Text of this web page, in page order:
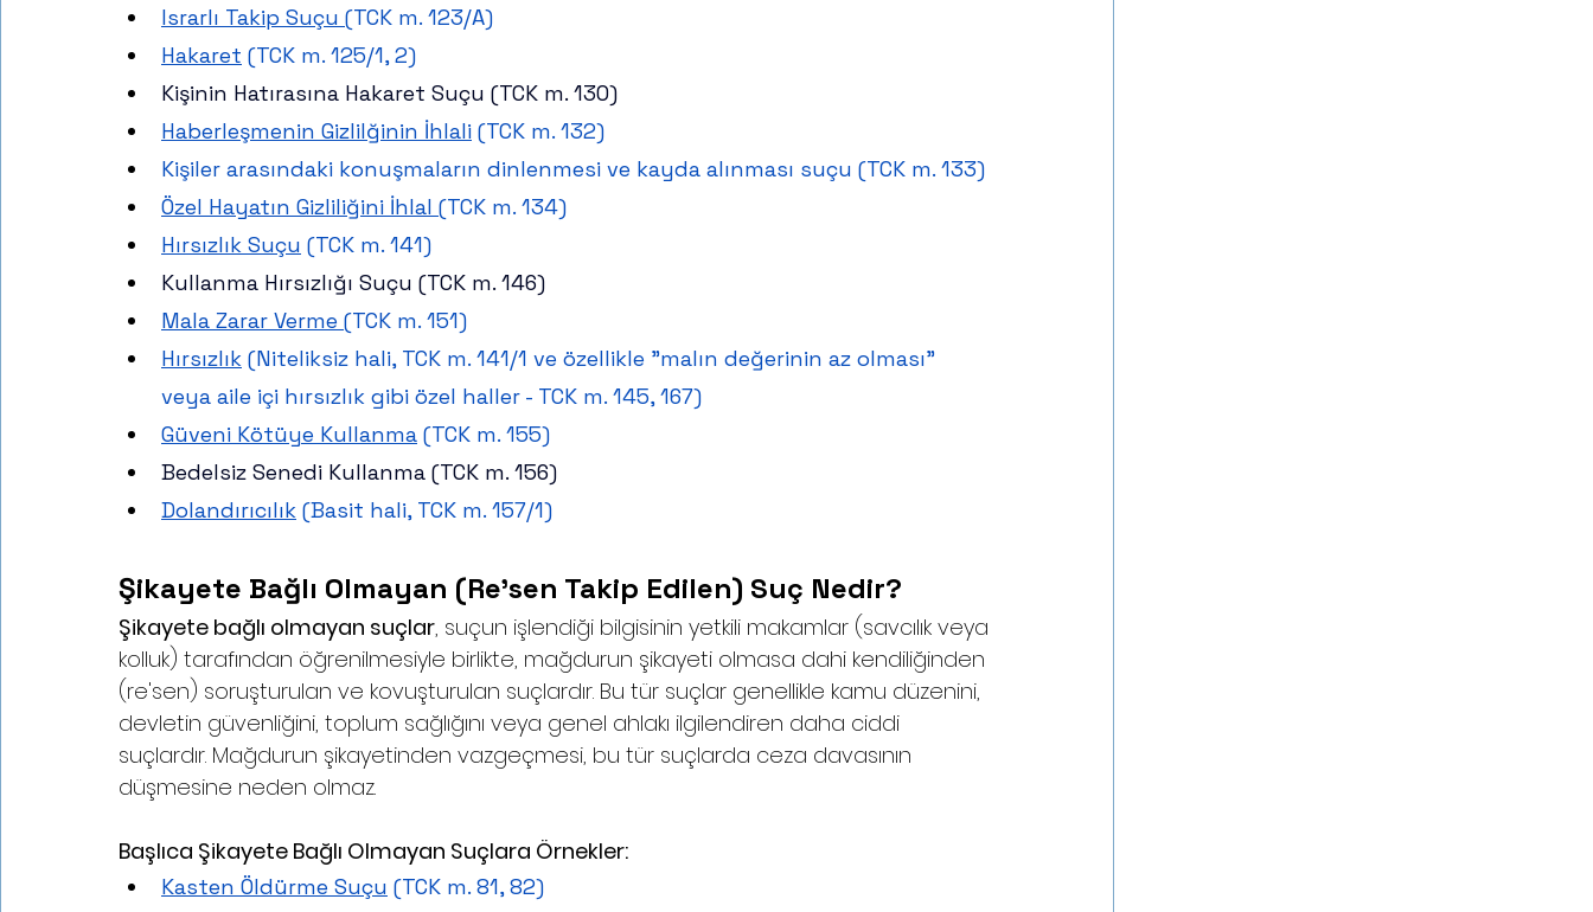
Israrlı Takip Suçu (TCK m. 123/A)
Hakaret (TCK m. 125/1, 2)
Kişinin Hatırasına Hakaret Suçu (TCK m. 130)
Haberleşmenin Gizlilğinin İhlali (TCK m. 132)
Kişiler arasındaki konuşmaların dinlenmesi ve kayda alınması suçu (TCK m. 133)
Özel Hayatın Gizliliğini İhlal (TCK m. 134)
Hırsızlık Suçu (TCK m. 141)
Kullanma Hırsızlığı Suçu (TCK m. 146)
Mala Zarar Verme (TCK m. 151)
Hırsızlık (Niteliksiz hali, TCK m. 141/1 ve özellikle "malın değerinin az olması"
veya aile içi hırsızlık gibi özel haller - TCK m. 145, 167)
Güveni Kötüye Kullanma (TCK m. 155)
Bedelsiz Senedi Kullanma (TCK m. 156)
Dolandırıcılık (Basit hali, TCK m. 157/1)
Şikayete Bağlı Olmayan (Re'sen Takip Edilen) Suç Nedir?
Şikayete bağlı olmayan suçlar, suçun işlendiği bilgisinin yetkili makamlar (savcılık veya
kolluk) tarafından öğrenilmesiyle birlikte, mağdurun şikayeti olmasa dahi kendiliğinden
(re'sen) soruşturulan ve kovuşturulan suçlardır. Bu tür suçlar genellikle kamu düzenini,
devletin güvenliğini, toplum sağlığını veya genel ahlakı ilgilendiren daha ciddi
suçlardır. Mağdurun şikayetinden vazgeçmesi, bu tür suçlarda ceza davasının
düşmesine neden olmaz.
Başlıca Şikayete Bağlı Olmayan Suçlara Örnekler:
Kasten Öldürme Suçu (TCK m. 81, 82)